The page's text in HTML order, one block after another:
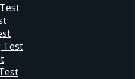
Test